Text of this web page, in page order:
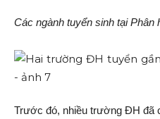
Các ngành tuyển sinh tại Phân
Trước đó, nhiều trường ĐH đã